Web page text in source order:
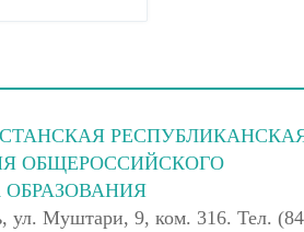
ОБЩЕРОССИЙСКОГО
ул. Муштари, 9, ком. 316. Тел.